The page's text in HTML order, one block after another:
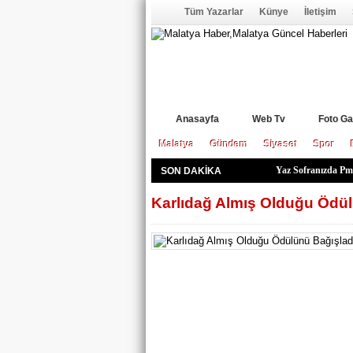
Tüm Yazarlar Künye İletişim
Anasayfa Web Tv Foto
Malatya Gündem Siyaset Spor
SON DAKİKA
Arapgir’in “Mor
Ustalık Ve
Kur’an Kursu
Hekimhan’a 1,5
Yaz Sofranızda
Pütürge’deki
Mahmut Boyraz
TSO’nun KDV
Yeşilyurt Belediye
Pütürge’deki
LGS Yerleştirme
Malatya, Türkiye
Veli Ağbaba
Elazığ, ihracatta
Büyükşehir
Karlıdağ Almış Olduğu